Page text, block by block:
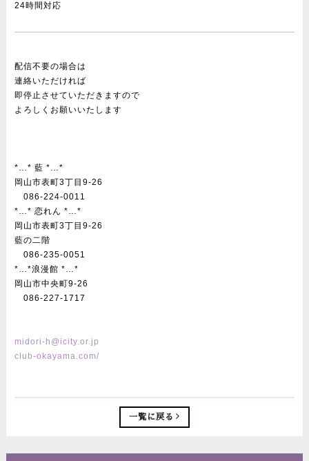
24時間対応
配信不要の場合は
連絡いただければ
即停止させていただきますので
よろしくお願いいたします
*…* 藍 *…*
岡山市表町3丁目9-26
086-224-0011
*…* 恋れん *…*
岡山市表町3丁目9-26
藍の二階
086-235-0051
*…*浪漫館 *…*
岡山市中央町9-26
086-227-1717
midori-h@icity.or.jp
club-okayama.com/
一覧に戻る